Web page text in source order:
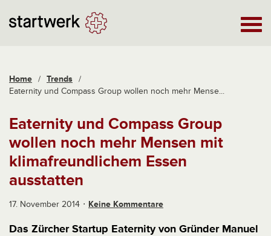
Home / Trends /
Eaternity und Compass Group wollen noch mehr Mense...
Eaternity und Compass Group
wollen noch mehr Mensen mit
klimafreundlichem Essen
ausstatten
17. November 2014 Keine Kommentare
Das Zürcher Startup Eaternity von Gründer Manuel